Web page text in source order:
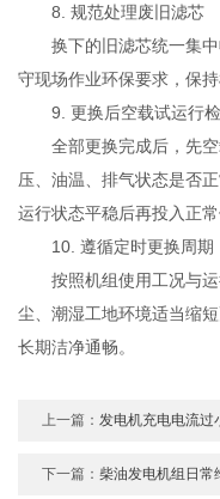
8. 规范处理废旧滤芯
换下的旧滤芯统一集中
守现场作业环保要求，保
9. 更换后空载试运行检
全部更换完成后，先空
压、油温、排气状态是否
运行状态平稳后再投入正常
10. 遵循定时更换周期
按照机组使用工况与运
尘、潮湿工地环境适当缩
长期洁净通畅。
上一篇：发电机充电电流过
下一篇：柴油发电机组日常